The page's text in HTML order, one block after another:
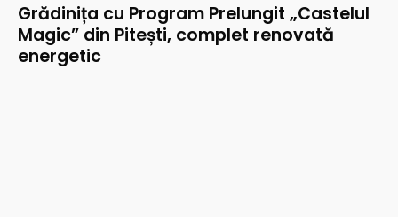
Grădinița cu Program Prelungit „Castelul
Magic” din Pitești, complet renovată
energetic